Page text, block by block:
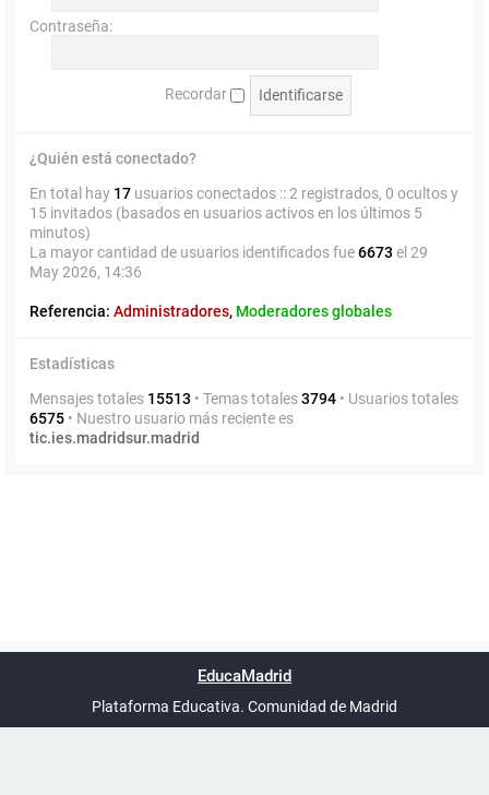
Contraseña:
Recordar
¿Quién está conectado?
En total hay 17 usuarios conectados :: 2 registrados, 0 ocultos y
15 invitados (basados en usuarios activos en los últimos 5
minutos)
La mayor cantidad de usuarios identificados fue6673 el 29
May 2026, 14:36
Referencia: Administradores, Moderadores globales
Estadísticas
Mensajes totales 15513 • Temas totales3794 • Usuarios totales
6575 • Nuestro usuario más reciente es
tic.ies.madridsur.madrid
UTC+02:00
phpBB España
EducaMadrid
Plataforma Educativa. Comunidad de Madrid